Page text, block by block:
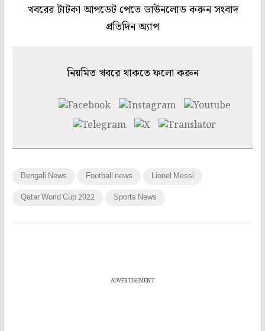
খবরের টাটকা আপডেট পেতে ডাউনলোড করুন সংবাদ
প্রতিদিন অ্যাপ
নিয়মিত খবরে থাকতে ফলো করুন
Bengali News Football news Lionel Messi
Qatar World Cup 2022 Sports News
ADVERTISEMENT